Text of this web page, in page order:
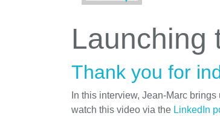
Launching
Thank you for
In this interview, Jean-Marc
watch this video via the LinkedIn